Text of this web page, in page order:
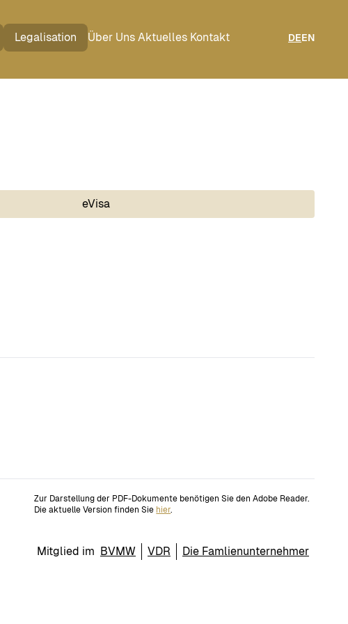
Legalisation Über Uns Aktuelles Kontakt DEEN
eVisa
Zur Darstellung der PDF-Dokumente benötigen Sie den Adobe Reader.
Die aktuelle Version finden Sie hier.
Mitglied im BVMW VDR
Die Famlienunternehmer